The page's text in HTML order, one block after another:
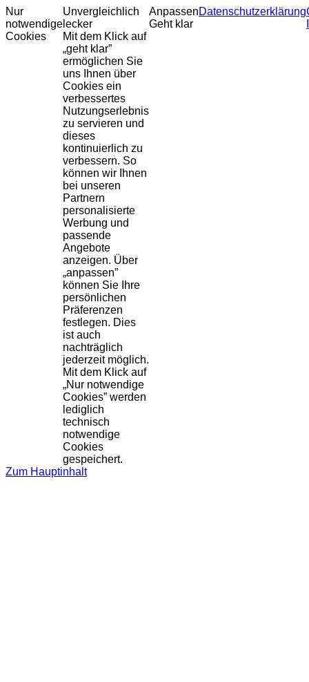
Nur
notwendige
Cookies
Unvergleichlich
lecker
Mit dem Klick auf
„geht klar”
ermöglichen Sie
uns Ihnen über
Cookies ein
verbessertes
Nutzungserlebnis
zu servieren und
dieses
kontinuierlich zu
verbessern. So
können wir Ihnen
bei unseren
Partnern
personalisierte
Werbung und
passende
Angebote
anzeigen. Über
„anpassen”
können Sie Ihre
persönlichen
Präferenzen
festlegen. Dies
ist auch
nachträglich
jederzeit möglich.
Mit dem Klick auf
„Nur notwendige
Cookies” werden
lediglich
technisch
notwendige
Cookies
gespeichert.
Anpassen
Geht klar
Datenschutzerklärung
Zum Hauptinhalt